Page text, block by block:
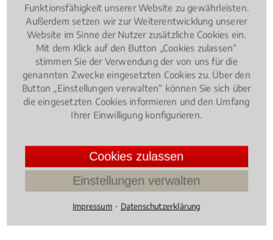
Folgende Fragen stellen sich im Zusammenhang mit
dem Arbeitsrecht:
War das Auswahlverfahren bei meiner
Bewerbung zulässig?
Wie viele Überstunden kann mein Chef von
mir verlangen?
Wie gehe ich gegen eine Abmahnung vor?
Gibt es in Mönchengladbach besondere
Regelungen im Hinblick auf das
Funktionsfähigkeit unserer Website zu gewährleisten.
Außerdem setzen wir zur Weiterentwicklung unserer
Website im Sinne der Nutzer zusätzliche Cookies ein.
Mit dem Klick auf den Button „Cookies zulassen“
stimmen Sie der Verwendung der von uns für die
genannten Zwecke eingesetzten Cookies zu. Über den
Button „Einstellungen verwalten“ können Sie sich über
die eingesetzten Cookies informieren und den Umfang
Ihrer Einwilligung konfigurieren.
Cookies zulassen
Einstellungen verwalten
Impressum ⁃ Datenschutzerklärung